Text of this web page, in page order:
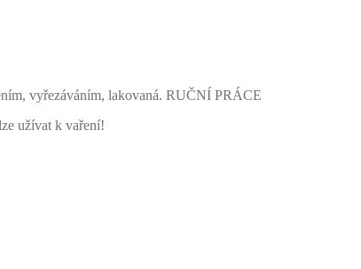
vyřezáváním, lakovaná. RUČNÍ PRÁCE
užívat k vaření!